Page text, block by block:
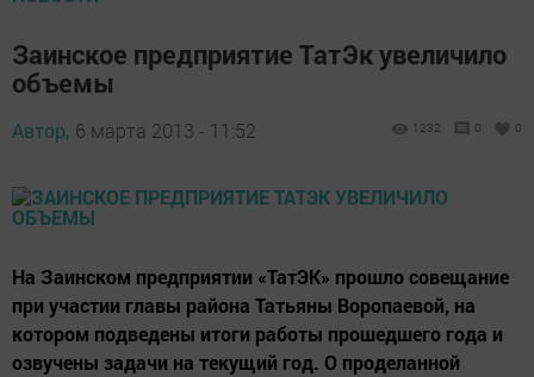
Заинское предприятие ТатЭк увеличило
объемы
Автор, 6 марта 2013 - 11:52 1232 0 0
На Заинском предприятии «ТатЭК» прошло совещание
при участии главы района Татьяны Воропаевой, на
котором подведены итоги работы прошедшего года и
озвучены задачи на текущий год. О проделанной